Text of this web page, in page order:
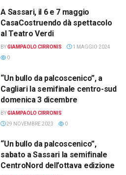
A Sassari, il 6 e 7 maggio
CasaCostruendo dà spettacolo
al Teatro Verdi
BYGIAMPAOLO CIRRONIS
1 MAGGIO 2024
0
“Un bullo da palcoscenico”, a
Cagliari la semifinale centro-sud
domenica 3 dicembre
BYGIAMPAOLO CIRRONIS
29 NOVEMBRE 2023
0
“Un bullo da palcoscenico”,
sabato a Sassari la semifinale
CentroNord dell’ottava edizione